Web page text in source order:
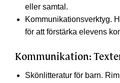
eller samtal.
Kommunikationsverktyg.
för att förstärka elevens
Kommunikation:
Skönlitteratur för barn.